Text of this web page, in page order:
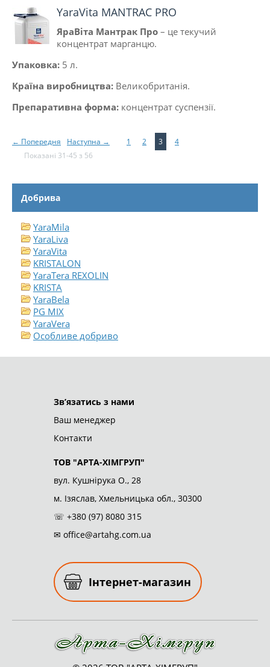
YaraVita MANTRAC PRO
ЯраВіта Мантрак Про – це текучий
концентрат марганцю.
Упаковка: 5 л.
Країна виробництва: Великобританiя.
Препаративна форма: концентрат суспензії.
← Попередня Наступна → 1 2 3
4
Показані 31-45 з 56
Добрива
YaraMila
YaraLiva
YaraVita
KRISTALON
YaraTera REXOLIN
KRISTA
YaraBela
PG MIX
YaraVera
Особливе добриво
ТОВ "АРТА-ХІМГРУП"© 2026
Зв’язатись з нами
Ваш менеджер
Контакти
ТОВ "АРТА-ХІМГРУП"
вул. Кушнірука О., 28
м. Ізяслав, Хмельницька обл., 30300
☏ +380 (97) 8080 315
✉ office@artahg.com.ua
Інтернет-магазин